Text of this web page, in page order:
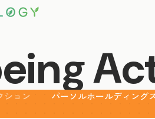
ョン
パーソルホールディング